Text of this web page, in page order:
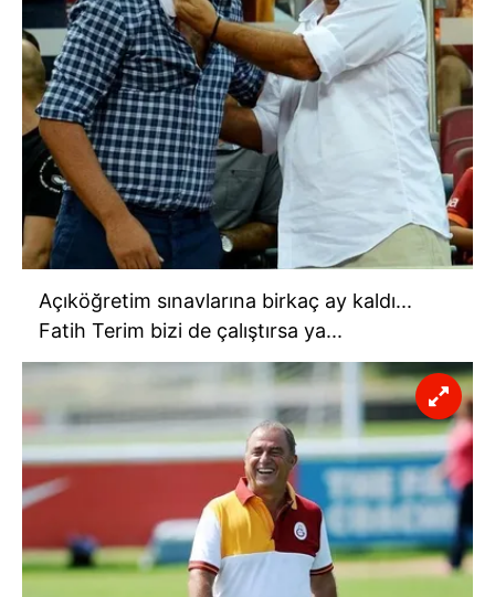
Açıköğretim sınavlarına birkaç ay kaldı...
Fatih Terim bizi de çalıştırsa ya...